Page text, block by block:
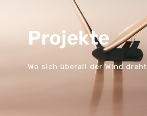
Projekte
Wo sich überall der Wind dreht